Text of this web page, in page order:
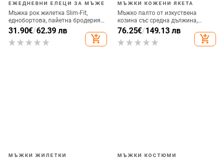
ЕЖЕДНЕВНИ ЕЛЕЦИ ЗА МЪЖЕ
Мъжка рок жилетка Slim-Fit,
еднобортова, пайетна бродерия,
3 мм пайети, 100% полиестер
31.90€/62.39 лв
add_shopping_cart
МЪЖКИ КОЖЕНИ ЯКЕТА
Мъжко палто от изкуствена
козина със средна дължина,
флорален принт, яка с обръщане
надолу, цип, свободна кройка
76.25€/149.13 лв
add_shopping_cart
МЪЖКИ ЖИЛЕТКИ МЪЖКИ КОСТЮМИ